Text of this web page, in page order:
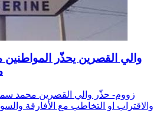
والي القصرين يحذّر المواطنين
زووم- حذّر والي القصرين محمد
والاقتراب او التخاطب مع الأفارقة